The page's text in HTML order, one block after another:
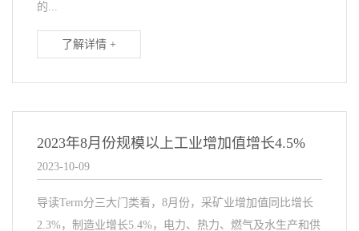
的...
了解详情 +
2023年8月份规模以上工业增加值增长4.5%
2023-10-09
导读Term分三大门类看，8月份，采矿业增加值同比增长
2.3%，制造业增长5.4%，电力、热力、燃气及水生产和供